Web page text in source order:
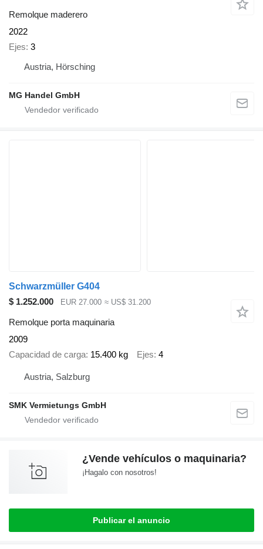
Remolque maderero
2022
Ejes 3
Austria, Hörsching
MG Handel GmbH
Schwarzmüller G404
$ 1.252.000
EUR 27.000 ≈ US$ 31.200
Remolque porta maquinaria
2009
Capacidad de carga 15.400 kg Ejes 4
Austria, Salzburg
SMK Vermietungs GmbH
¿Vende vehículos o maquinaria?
¡Hagalo con nosotros!
Publicar el anuncio